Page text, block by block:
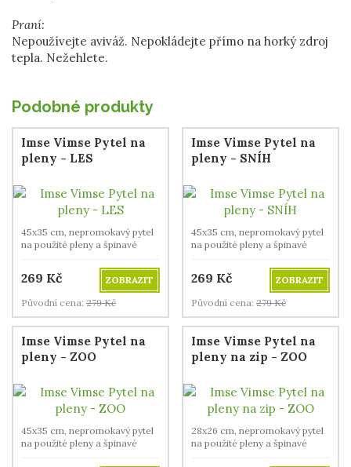
Praní:
Nepoužívejte aviváž. Nepokládejte přímo na horký zdroj
tepla. Nežehlete.
Podobné produkty
Imse Vimse Pytel na
pleny - LES
45x35 cm, nepromokavý pytel
na použité pleny a špinavé
269 Kč
ZOBRAZIT
Původní cena: 279 Kč
Imse Vimse Pytel na
pleny - SNÍH
45x35 cm, nepromokavý pytel
na použité pleny a špinavé
269 Kč
ZOBRAZIT
Původní cena: 279 Kč
Imse Vimse Pytel na
pleny - ZOO
45x35 cm, nepromokavý pytel
na použité pleny a špinavé
Imse Vimse Pytel na
pleny na zip - ZOO
28x26 cm, nepromokavý pytel
na použité pleny a špinavé